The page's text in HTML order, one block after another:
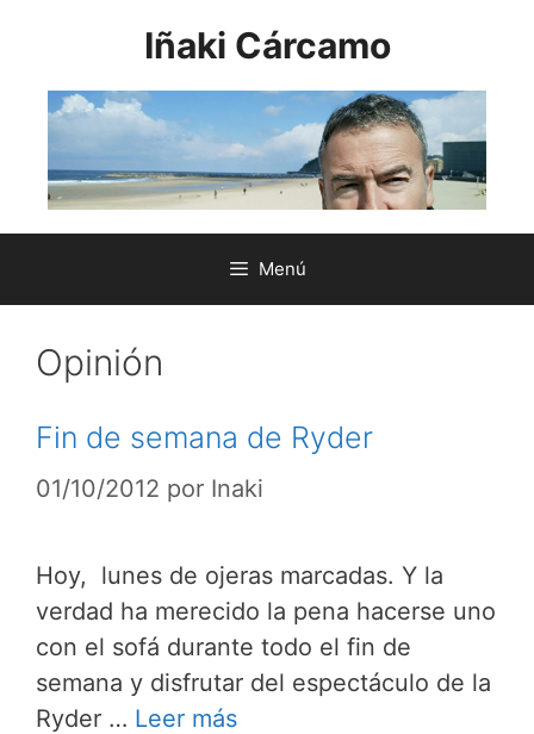
contenido
Iñaki Cárcamo
Menú
Opinión
Fin de semana de Ryder
01/10/2012 por Inaki
Hoy, lunes de ojeras marcadas. Y la
verdad ha merecido la pena hacerse uno
con el sofá durante todo el fin de
semana y disfrutar del espectáculo de la
Ryder … Leer más